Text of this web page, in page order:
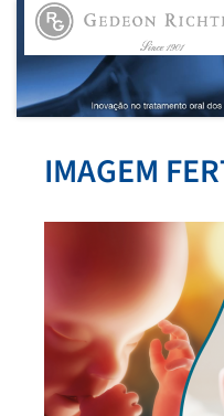
HOME
ÁREAS TERAPÊUTICAS
MEDIA
CONTACTOS
IMAGEM